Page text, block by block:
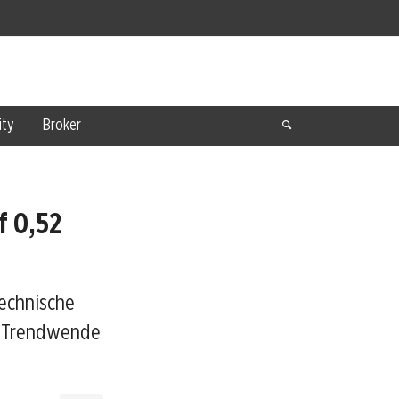
Broker
0,52